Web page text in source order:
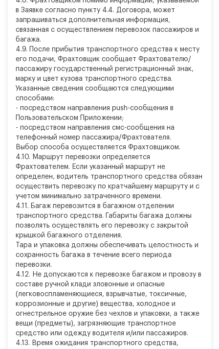
в Заявке согласно пункту 4.4. Договора, может
запрашиваться дополнительная информация,
связанная с осуществлением перевозок пассажиров и
багажа.
4.9. После прибытия транспортного средства к месту
его подачи, Фрахтовщик сообщает Фрахтователю/
пассажиру государственный регистрационный знак,
марку и цвет кузова транспортного средства.
Указанные сведения сообщаются следующими
способами:
- посредством направления push-сообщения в
Пользовательском Приложении;
- посредством направления смс-сообщения на
телефонный номер пассажира/Фрахтователя.
Выбор способа осуществляется Фрахтовщиком.
4.10. Маршрут перевозки определяется
Фрахтователем. Если указанный маршрут не
определен, водитель транспортного средства обязан
осуществить перевозку по кратчайшему маршруту и с
учетом минимально затраченного времени.
4.11. Багаж перевозится в багажном отделении
транспортного средства. Габариты багажа должны
позволять осуществлять его перевозку с закрытой
крышкой багажного отделения.
Тара и упаковка должны обеспечивать целостность и
сохранность багажа в течение всего периода
перевозки.
4.12. Не допускаются к перевозке багажом и провозу в
составе ручной клади зловонные и опасные
(легковоспламеняющиеся, взрывчатые, токсичные,
коррозионные и другие) вещества, холодное и
огнестрельное оружие без чехлов и упаковки, а также
вещи (предметы), загрязняющие транспортное
средство или одежду водителя и/или пассажиров.
4.13. Время ожидания транспортного средства,